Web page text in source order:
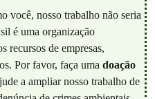
você, nosso trabalho não seria
é uma organização
recursos de empresas,
Por favor, faça uma doação
a ampliar nosso trabalho de